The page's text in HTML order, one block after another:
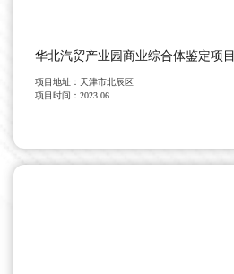
华北汽贸产业园商业综合体鉴定项目
项目地址： 天津市北辰区
项目时间： 2023.06